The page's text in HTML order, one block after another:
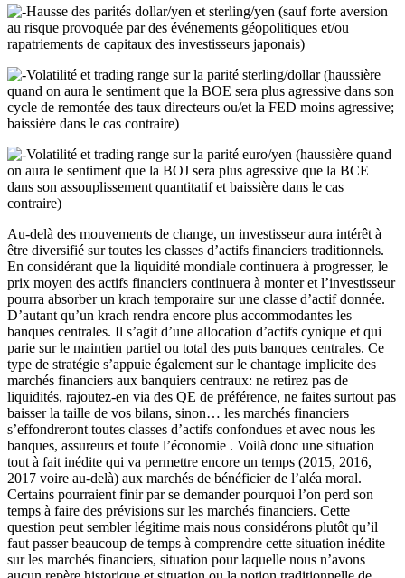
Hausse des parités dollar/yen et sterling/yen (sauf forte aversion
au risque provoquée par des événements géopolitiques et/ou
rapatriements de capitaux des investisseurs japonais)
Volatilité et trading range sur la parité sterling/dollar (haussière
quand on aura le sentiment que la BOE sera plus agressive dans son
cycle de remontée des taux directeurs ou/et la FED moins agressive;
baissière dans le cas contraire)
Volatilité et trading range sur la parité euro/yen (haussière quand
on aura le sentiment que la BOJ sera plus agressive que la BCE
dans son assouplissement quantitatif et baissière dans le cas
contraire)
Au-delà des mouvements de change, un investisseur aura intérêt à
être diversifié sur toutes les classes d’actifs financiers traditionnels.
En considérant que la liquidité mondiale continuera à progresser, le
prix moyen des actifs financiers continuera à monter et l’investisseur
pourra absorber un krach temporaire sur une classe d’actif donnée.
D’autant qu’un krach rendra encore plus accommodantes les
banques centrales. Il s’agit d’une allocation d’actifs cynique et qui
parie sur le maintien partiel ou total des puts banques centrales. Ce
type de stratégie s’appuie également sur le chantage implicite des
marchés financiers aux banquiers centraux: ne retirez pas de
liquidités, rajoutez-en via des QE de préférence, ne faites surtout pas
baisser la taille de vos bilans, sinon… les marchés financiers
s’effondreront toutes classes d’actifs confondues et avec nous les
banques, assureurs et toute l’économie . Voilà donc une situation
tout à fait inédite qui va permettre encore un temps (2015, 2016,
2017 voire au-delà) aux marchés de bénéficier de l’aléa moral.
Certains pourraient finir par se demander pourquoi l’on perd son
temps à faire des prévisions sur les marchés financiers. Cette
question peut sembler légitime mais nous considérons plutôt qu’il
faut passer beaucoup de temps à comprendre cette situation inédite
sur les marchés financiers, situation pour laquelle nous n’avons